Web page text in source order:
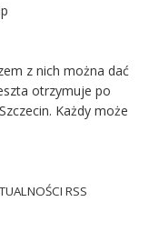
z nich można dać
otrzymuje po
Każdy może
RSS